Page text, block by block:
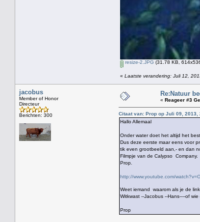
resize-2.JPG (31.78 KB,
« Laatste verandering: Juli 12,
jacobus
Member of Honor
Directeur
Berichten: 300
Re:Natuur
« Reageer #3
Citaat van: Prop op Juli 09, 2013,
Hallo Allemaal
Onder water doet het altijd het
Dus deze eerste maar eens voor
tik even grootbeeld aan,- en dan
Filmpje van de Calypso Company.
Prop.
http://www.youtube.com/
Weet iemand waarom als je de
Witkwast --Jacobus --Hans----of
Prop